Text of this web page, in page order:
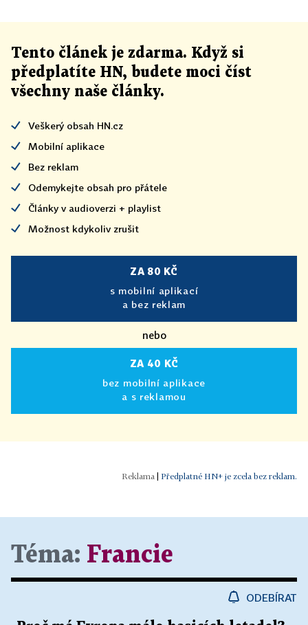
Tento článek je zdarma. Když si
předplatíte HN, budete moci číst
všechny naše články.
Veškerý obsah HN.cz
Mobilní aplikace
Bez reklam
Odemykejte obsah pro přátele
Články v audioverzi + playlist
Možnost kdykoliv zrušit
ZA 80 KČ
s mobilní aplikací
a bez reklam
nebo
ZA 40 KČ
bez mobilní aplikace
a s reklamou
| Předplatné HN+ je zcela bez reklam.
Téma: Francie
ODEBÍRAT